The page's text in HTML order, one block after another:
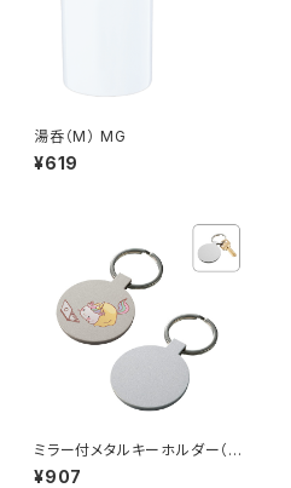
湯呑（M） MG
¥619
ミラー付メタルキーホルダー（ラ
ウンド） マットシルバー MG
¥907